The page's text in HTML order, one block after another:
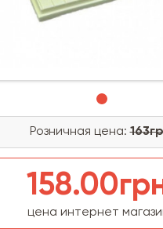
Розничная цена:
цена интернет